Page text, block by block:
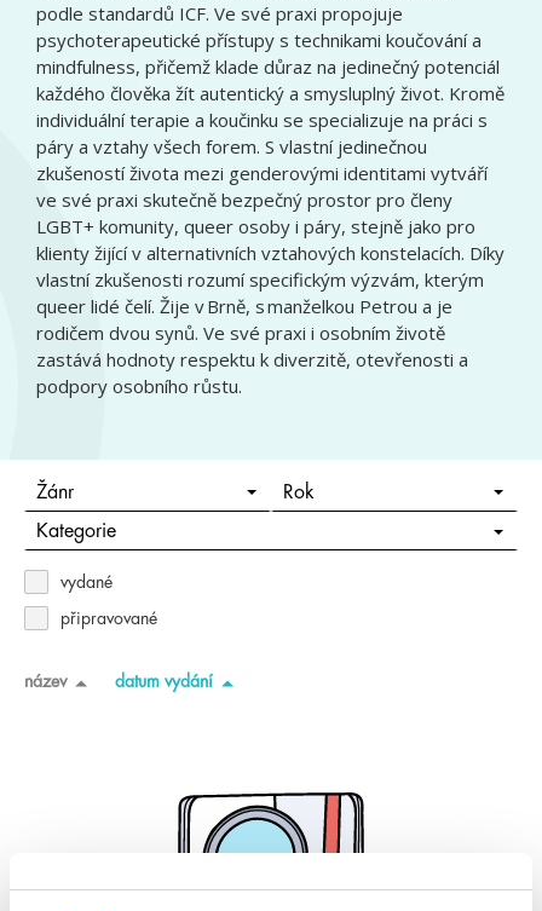
podle standardů ICF. Ve své praxi propojuje
psychoterapeutické přístupy s technikami koučování a
mindfulness, přičemž klade důraz na jedinečný potenciál
každého člověka žít autentický a smysluplný život. Kromě
individuální terapie a koučinku se specializuje na práci s
páry a vztahy všech forem. S vlastní jedinečnou
zkušeností života mezi genderovými identitami vytváří
ve své praxi skutečně bezpečný prostor pro členy
LGBT+ komunity, queer osoby i páry, stejně jako pro
klienty žijící v alternativních vztahových konstelacích. Díky
vlastní zkušenosti rozumí specifickým výzvám, kterým
queer lidé čelí. Žije v Brně, s manželkou Petrou a je
rodičem dvou synů. Ve své praxi i osobním životě
zastává hodnoty respektu k diverzitě, otevřenosti a
podpory osobního růstu.
Žánr Rok
Kategorie
vydané
připravované
název datum vydání